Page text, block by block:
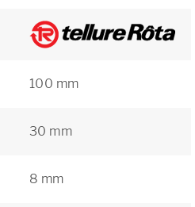
100 mm
30 mm
8 mm